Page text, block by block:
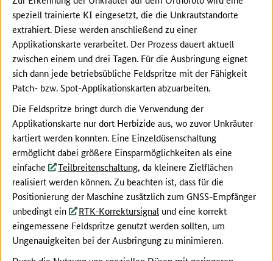
speziell trainierte KI eingesetzt, die die Unkrautstandorte
extrahiert. Diese werden anschließend zu einer
Applikationskarte verarbeitet. Der Prozess dauert aktuell
zwischen einem und drei Tagen. Für die Ausbringung eignet
sich dann jede betriebsübliche Feldspritze mit der Fähigkeit
Patch- bzw. Spot-Applikationskarten abzuarbeiten.
Die Feldspritze bringt durch die Verwendung der
Applikationskarte nur dort Herbizide aus, wo zuvor Unkräuter
kartiert werden konnten. Eine Einzeldüsenschaltung
ermöglicht dabei größere Einsparmöglichkeiten als eine
einfache
Teilbreitenschaltung, da kleinere Zielflächen
realisiert werden können. Zu beachten ist, dass für die
Positionierung der Maschine zusätzlich zum GNSS-Empfänger
unbedingt ein
RTK-Korrektursignal und eine korrekt
eingemessene Feldspritze genutzt werden sollten, um
Ungenauigkeiten bei der Ausbringung zu minimieren.